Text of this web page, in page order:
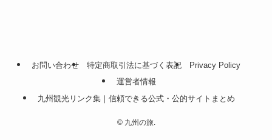
お問い合わせ 特定商取引法に基づく表記
Privacy Policy
運営者情報
九州観光リンク集｜信頼できる公式・公的サイトまとめ
©九州の旅.